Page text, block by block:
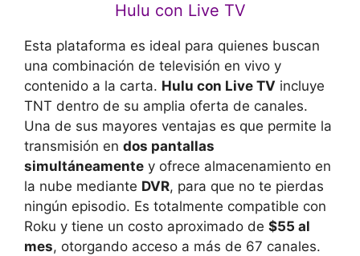
Hulu con Live TV
Esta plataforma es ideal para quienes buscan
una combinación de televisión en vivo y
contenido a la carta. Hulu con Live TV incluye
TNT dentro de su amplia oferta de canales.
Una de sus mayores ventajas es que permite la
transmisión en dos pantallas
simultáneamente y ofrece almacenamiento en
la nube mediante DVR, para que no te pierdas
ningún episodio. Es totalmente compatible con
Roku y tiene un costo aproximado de $55 al
mes, otorgando acceso a más de 67 canales.